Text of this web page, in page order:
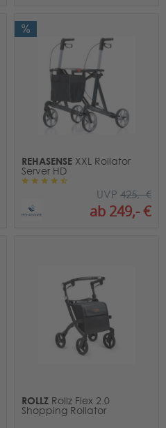
REHASENSE XXL Rollator
Server HD
ab 249,- €
UVP 425,- €
ROLLZ Rollz Flex 2.0
Shopping Rollator